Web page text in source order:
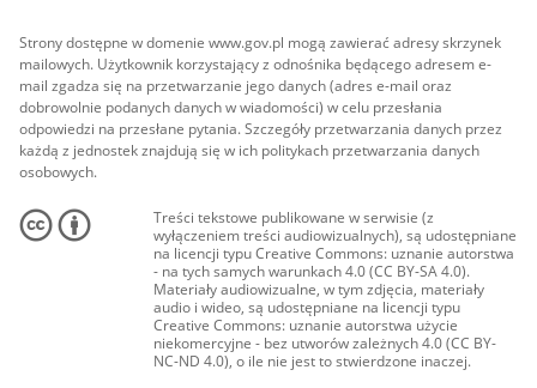
Strony dostępne w domenie www.gov.pl mogą zawierać adresy skrzynek
mailowych. Użytkownik korzystający z odnośnika będącego adresem e-
mail zgadza się na przetwarzanie jego danych (adres e-mail oraz
dobrowolnie podanych danych w wiadomości) w celu przesłania
odpowiedzi na przesłane pytania. Szczegóły przetwarzania danych przez
każdą z jednostek znajdują się w ich politykach przetwarzania danych
osobowych.
Treści tekstowe publikowane w serwisie (z
wyłączeniem treści audiowizualnych), są udostępniane
na licencji typu Creative Commons: uznanie autorstwa
- na tych samych warunkach 4.0 (CC BY-SA 4.0).
Materiały audiowizualne, w tym zdjęcia, materiały
audio i wideo, są udostępniane na licencji typu
Creative Commons: uznanie autorstwa użycie
niekomercyjne - bez utworów zależnych 4.0 (CC BY-
NC-ND 4.0), o ile nie jest to stwierdzone inaczej.